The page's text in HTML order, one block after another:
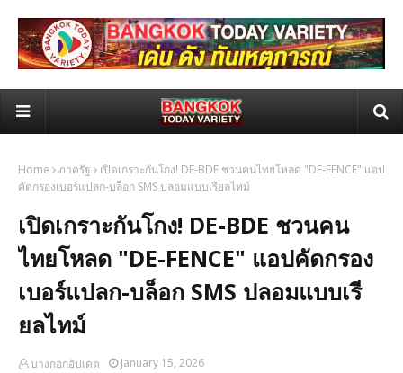
Home ภาครัฐ
เปิดเกราะกันโกง! DE-BDE ชวนคนไทยโหลด "DE-FENCE" แอป
คัดกรองเบอร์แปลก-บล็อก SMS ปลอมแบบเรียลไทม์
เปิดเกราะกันโกง! DE-BDE ชวนคน
ไทยโหลด "DE-FENCE" แอปคัดกรอง
เบอร์แปลก-บล็อก SMS ปลอมแบบเรี
ยลไทม์
บางกอกอัปเดต January 15, 2026